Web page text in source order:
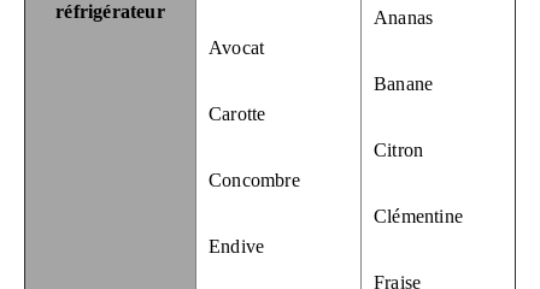
réfrigérateur
Avocat
Carotte
Concombre
Endive
Ananas
Banane
Citron
Clémentine
Fraise